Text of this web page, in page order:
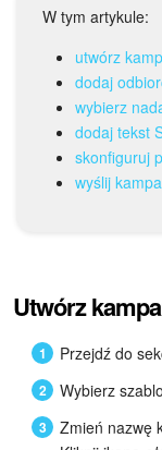
Kalendarz
Jak zacząć
Grupy
Firma
W tym artykule:
utwórz
dodaj
wybierz
dodaj tekst
skonfiguruj
wyślij
Utwórz
Przejdź do
Wybierz
Zmień nazwę